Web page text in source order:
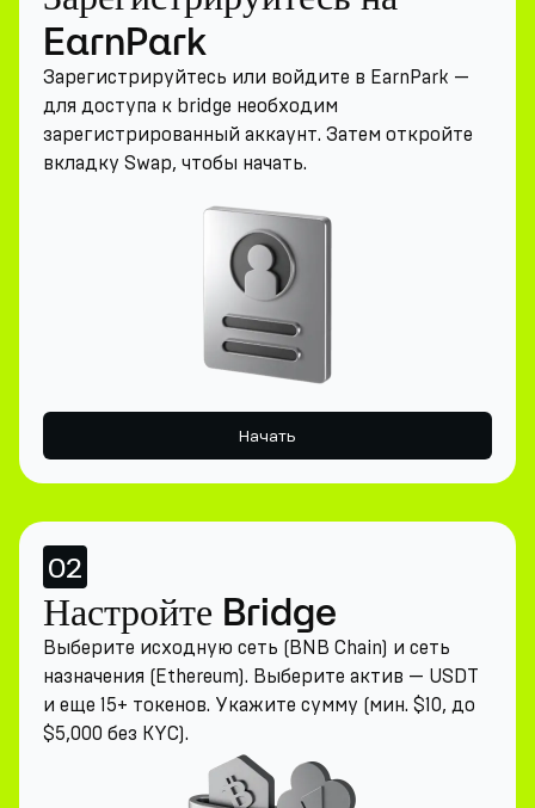
EarnPark
Зарегистрируйтесь или войдите в EarnPark —
для доступа к bridge необходим
зарегистрированный аккаунт. Затем откройте
вкладку Swap, чтобы начать.
Начать
02
Настройте Bridge
Выберите исходную сеть (BNB Chain) и сеть
назначения (Ethereum). Выберите актив — USDT
и еще 15+ токенов. Укажите сумму (мин. $10, до
$5,000 без KYC).